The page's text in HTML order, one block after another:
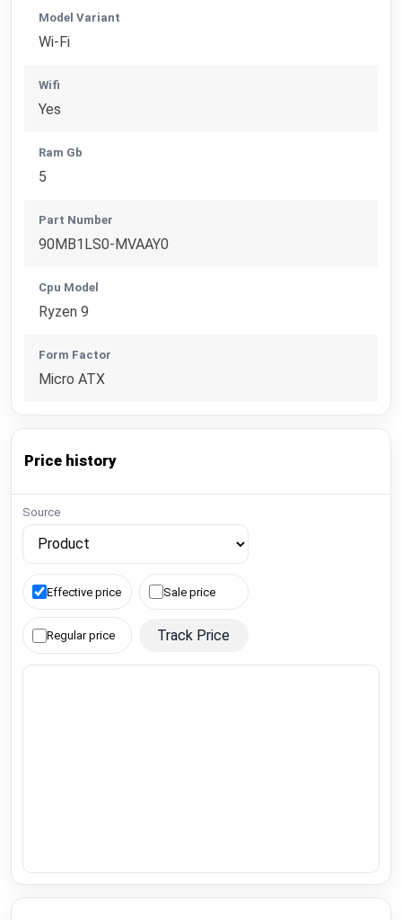
Model Variant
Wi-Fi
Wifi
Yes
Ram Gb
5
Part Number
90MB1LS0-MVAAY0
Cpu Model
Ryzen 9
Form Factor
Micro ATX
Price history
Source
Effective price Sale price
Regular price Track Price